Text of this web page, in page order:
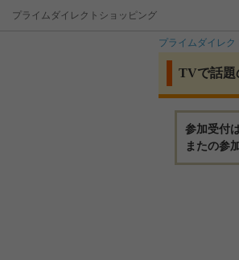
プライムダイレクトショッピング
プライムダイレ
TVで話題
参加受付
またの参